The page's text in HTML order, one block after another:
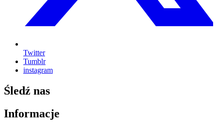
Twitter
Tumblr
instagram
Śledź nas
Informacje